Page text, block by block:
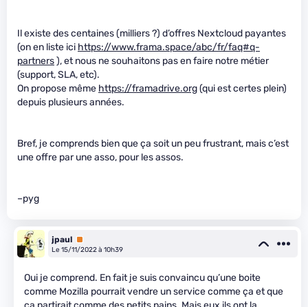
Il existe des centaines (milliers ?) d’offres Nextcloud payantes
(on en liste ici https://www.frama.space/abc/fr/faq#q-
partners), et nous ne souhaitons pas en faire notre métier
(support, SLA, etc).
On propose même https://framadrive.org(qui est certes plein)
depuis plusieurs années.
Bref, je comprends bien que ça soit un peu frustrant, mais c’est
une offre par une asso, pour les assos.
–pyg
jpaul Premium
Le 15/11/2022 à 10h39
Oui je comprend. En fait je suis convaincu qu’une boite
comme Mozilla pourrait vendre un service comme ça et que